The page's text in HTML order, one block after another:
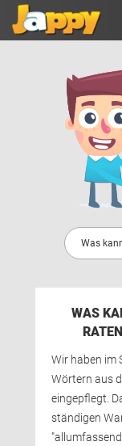
WAS
Wir haben im
Wörtern aus
eingepflegt.
ständigen